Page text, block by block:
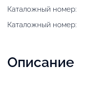
Каталожный номер:
Каталожный номер:
Описание